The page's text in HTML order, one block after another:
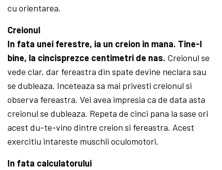
cu orientarea.
Creionul
In fata unei ferestre, ia un creion in mana. Tine-l
bine, la cincisprezce centimetri de nas. Creionul se
vede clar, dar fereastra din spate devine neclara sau
se dubleaza. Inceteaza sa mai privesti creionul si
observa fereastra. Vei avea impresia ca de data asta
creionul se dubleaza. Repeta de cinci pana la sase ori
acest du-te-vino dintre creion si fereastra. Acest
exercitiu intareste muschii oculomotori.
In fata calculatorului